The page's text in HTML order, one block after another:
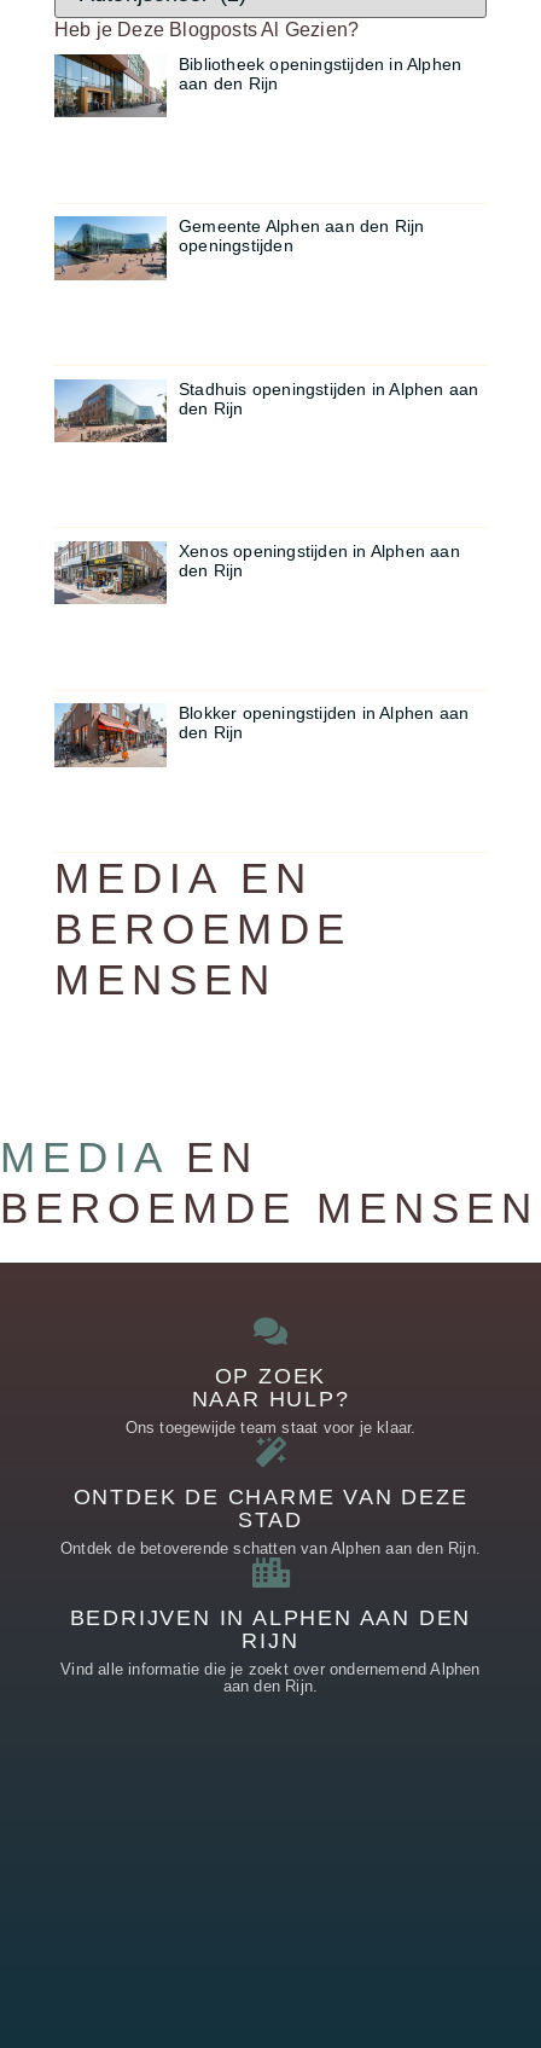
Heb je Deze Blogposts Al Gezien?
Bibliotheek openingstijden in Alphen
aan den Rijn
Gemeente Alphen aan den Rijn
openingstijden
Stadhuis openingstijden in Alphen aan
den Rijn
Xenos openingstijden in Alphen aan
den Rijn
Blokker openingstijden in Alphen aan
den Rijn
MEDIA EN
BEROEMDE
MENSEN
MEDIA EN
BEROEMDE MENSEN
OP ZOEK
NAAR HULP?
Ons toegewijde team staat voor je klaar.
ONTDEK DE CHARME VAN DEZE
STAD
Ontdek de betoverende schatten van Alphen aan den Rijn.
BEDRIJVEN IN ALPHEN AAN DEN
RIJN
Vind alle informatie die je zoekt over ondernemend Alphen
aan den Rijn.